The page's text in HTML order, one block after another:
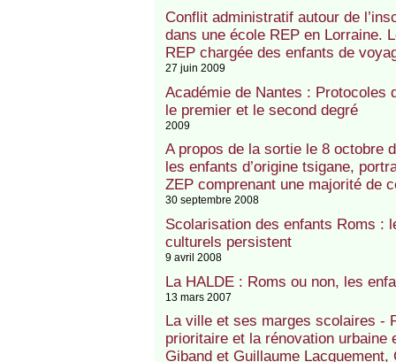
Conflit administratif autour de
dans une école REP en Lorraine.
REP chargée des enfants de
27 juin 2009
Académie de Nantes : Protocoles
le premier et le second degré
2009
A propos de la sortie le 8 octobre
les enfants d’origine tsigane,
ZEP comprenant une majorité de
30 septembre 2008
Scolarisation des enfants Roms :
culturels persistent
9 avril 2008
La HALDE : Roms ou non, les
13 mars 2007
La ville et ses marges scolaires -
prioritaire et la rénovation urbaine
Giband et Guillaume